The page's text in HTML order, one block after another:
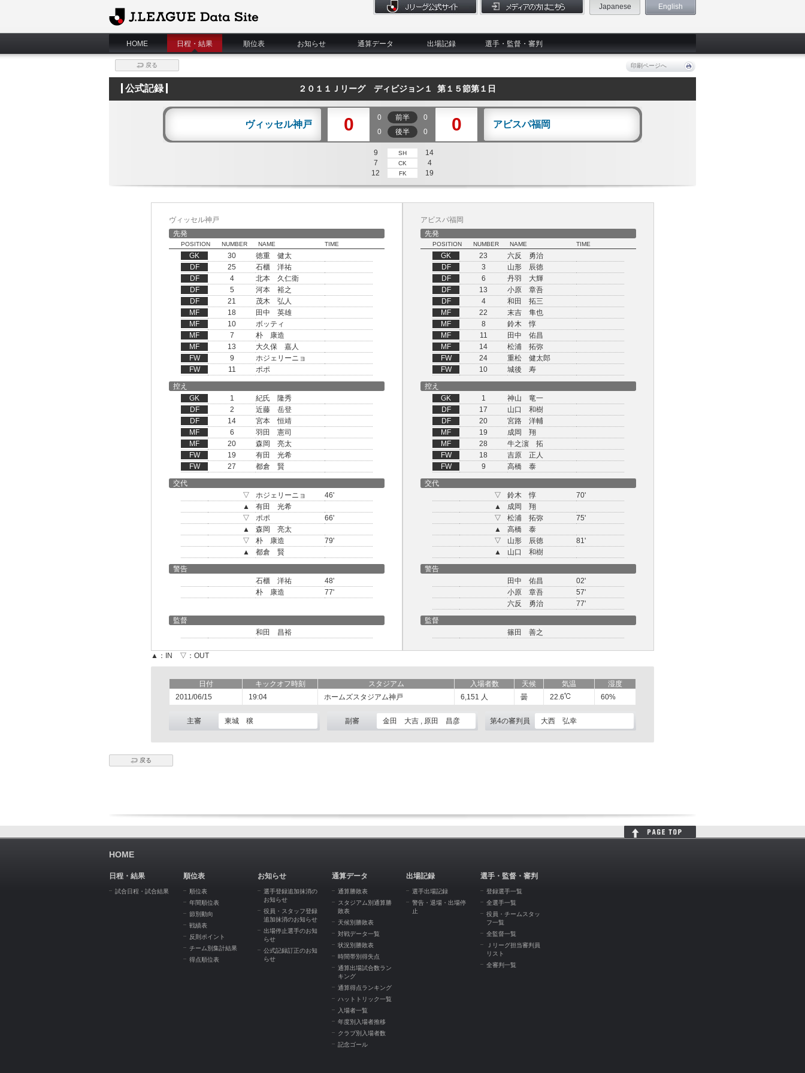
J.League Data Site
Japanese English
HOME 日程・結果 順位表 お知らせ 通算データ 出場記録 選手・監督・審判
戻る 印刷ページへ
公式記録 ２０１１Ｊリーグ ディビジョン１ 第１５節第１日
ヴィッセル神戸 0 0 前半
0
0
後半 0 0 アビスパ福岡
9 SH
14
7
CK
4
12
FK 19
ヴィッセル神戸
先発
POSITION NUMBER NAME TIME
GK 30
徳重 健太
DF
25
石櫃 洋祐
DF
4
北本 久仁衛
DF
5
河本 裕之
DF
21
茂木 弘人
MF
18
田中 英雄
MF
10
ボッティ
MF
7
朴 康造
MF
13
大久保 嘉人
FW
9
ホジェリーニョ
FW
11 ポポ
アビスパ福岡
先発
POSITION NUMBER NAME TIME
GK 23
六反 勇治
DF
3
山形 辰徳
DF
6
丹羽 大輝
DF
13
小原 章吾
DF
4
和田 拓三
MF
22
末吉 隼也
MF
8
鈴木 惇
MF
11
田中 佑昌
MF
14
松浦 拓弥
FW
24
重松 健太郎
FW
10
城後 寿
控え
GK
1
紀氏 隆秀
DF
2
近藤 岳登
DF
14
宮本 恒靖
MF
6
羽田 憲司
MF
20
森岡 亮太
FW
19
有田 光希
FW
27 都倉 賢
控え
GK
1
神山 竜一
DF
17
山口 和樹
DF
20
宮路 洋輔
MF
19
成岡 翔
MF
28
牛之濵 拓
FW
18
吉原 正人
FW
9
高橋 泰
交代
▽
ホジェリーニョ
46'
▲
有田 光希
▽
ポポ
66'
▲
森岡 亮太
▽
朴 康造
79'
▲
都倉 賢
交代
▽
鈴木 惇
70'
▲
成岡 翔
▽
松浦 拓弥
75'
▲
高橋 泰
▽
山形 辰徳
81'
▲
山口 和樹
警告
石櫃 洋祐
48'
朴 康造
77'
警告
田中 佑昌
02'
小原 章吾
57'
六反 勇治
77'
監督
和田 昌裕
監督
篠田 善之
▲：IN ▽：OUT
日付 キックオフ時刻 スタジアム 入場者数 天候 気温
湿度
2011/06/15
19:04 ホームズスタジアム神戸 6,151 人 曇 22.6 60%
主審 東城 穣 副審 金田 大吉 , 原田 昌彦 第4の審判員 大西 弘幸
戻る
HOME
日程・結果
試合日程・試合結果
順位表
順位表
年間順位表
節別動向
戦績表
反則ポイント
チーム別集計結果
得点順位表
お知らせ
選手登録追加抹消の
お知らせ
役員・スタッフ登録
追加抹消のお知らせ
出場停止選手のお知
らせ
公式記録訂正のお知
らせ
通算データ
通算勝敗表
スタジアム別通算勝
敗表
天候別勝敗表
対戦データ一覧
状況別勝敗表
時間帯別得失点
通算出場試合数ラン
キング
通算得点ランキング
ハットトリック一覧
入場者一覧
年度別入場者推移
クラブ別入場者数
記念ゴール
出場記録
選手出場記録
警告・退場・出場停
止
選手・監督・審判
登録選手一覧
全選手一覧
役員・チームスタッ
フ一覧
全監督一覧
Ｊリーグ担当審判員
リスト
全審判一覧